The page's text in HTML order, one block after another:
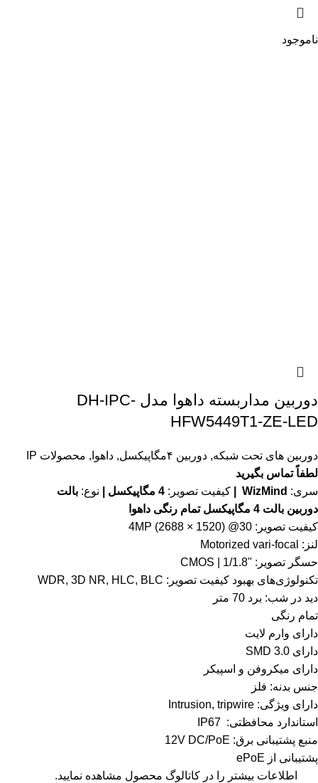
ناموجود
دوربین مداربسته داهوا مدل DH-IPC-
HFW5449T1-ZE-LED
دوربین های تحت شبکه, دوربین ۴مگاپیکسل , داهوا , محصولات IP
لطفاً تماس بگیرید
سری: WizMind | کیفیت تصویر: نوع: بالت
دوربین بالت 4 مگاپیکسل تمام رنگی داهوا
کیفیت تصویر: 4MP (2688 × 1520) @30
لنز: Motorized vari-focal
حسگر تصویر: "1/1.8 | CMOS
تکنولوژی‌های بهبود کیفیت تصویر: WDR, 3D NR, HLC, BLC
دید در شب: برد 70 متر
تمام رنگی
دارای وارم لایت
دارای SMD 3.0
دارای میکروفن و اسپیکر
جنس بدنه: فلز
دارای ویژگی: Intrusion, tripwire
استاندارد محافظتی: IP67
منبع پشتیبانی برق: 12V DC/PoE
پشتیبانی از ePoE
اطلاعات بیشتر را در کاتالوگ محصول مشاهده نمایید.